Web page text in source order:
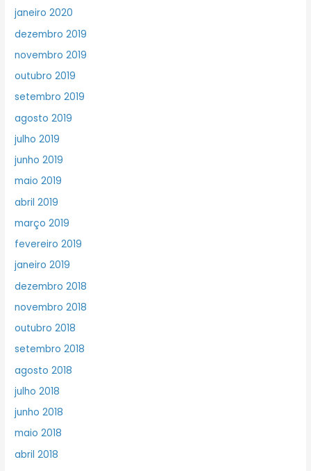
janeiro 2020
dezembro 2019
novembro 2019
outubro 2019
setembro 2019
agosto 2019
julho 2019
junho 2019
maio 2019
abril 2019
março 2019
fevereiro 2019
janeiro 2019
dezembro 2018
novembro 2018
outubro 2018
setembro 2018
agosto 2018
julho 2018
junho 2018
maio 2018
abril 2018